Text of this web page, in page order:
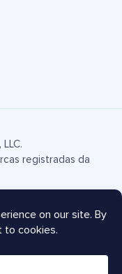
registradas da
Divulgação FTC